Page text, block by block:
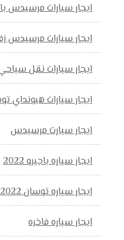
ايجار سيارات مرسيدس
ايجار سيارات مرسيدس
ايجار سيارات نقل
ايجار سيارات هيونداي
ايجار سيارت مرسيدس
ايجار سياره باجيرو 2022
ايجار سياره توسان 2022
ايجار سياره فاخره